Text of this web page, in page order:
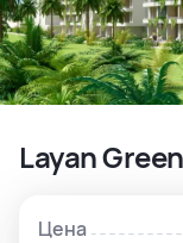
Layan
Цена